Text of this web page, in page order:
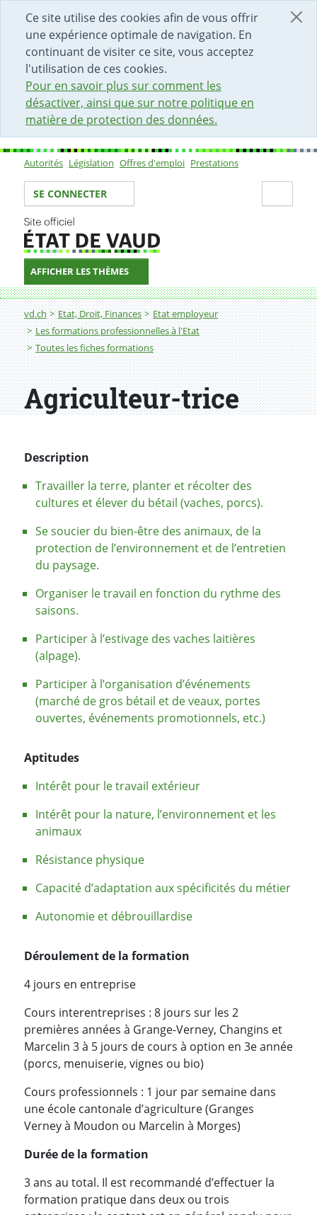
Ce site utilise des cookies afin de vous offrir
une expérience optimale de navigation. En
continuant de visiter ce site, vous acceptez
l'utilisation de ces cookies.
Pour en savoir plus sur comment les
désactiver, ainsi que sur notre politique en
matière de protection des données.
DÉBUT DU CONTENU DE LA PAGE
ACCÈS AU CHAMP DE RECHERCHE
PAGE D'ACCUEIL
FORMULAIRE DE CONTACT
Sous-navigation
Autorités Législation Offres d'emploi Prestations
Votre identité
SE CONNECTER
AFFICHER LES THÈMES
Fil d'Ariane
vd.ch Etat, Droit, Finances
Etat employeur
Les formations professionnelles à l'Etat
Toutes les fiches formations
Agriculteur-trice
Agriculteur-trice
Description
Travailler la terre, planter et récolter des
cultures et élever du bétail (vaches, porcs).
Se soucier du bien-être des animaux, de la
protection de l’environnement et de l’entretien
du paysage.
Organiser le travail en fonction du rythme des
saisons.
Participer à l’estivage des vaches laitières
(alpage).
Participer à l’organisation d’événements
(marché de gros bétail et de veaux, portes
ouvertes, événements promotionnels, etc.)
Aptitudes
Intérêt pour le travail extérieur
Intérêt pour la nature, l’environnement et les
animaux
Résistance physique
Capacité d’adaptation aux spécificités du métier
Autonomie et débrouillardise
Déroulement de la formation
4 jours en entreprise
Cours interentreprises : 8 jours sur les 2
premières années à Grange-Verney, Changins et
Marcelin 3 à 5 jours de cours à option en 3e année
(porcs, menuiserie, vignes ou bio)
Cours professionnels : 1 jour par semaine dans
une école cantonale d’agriculture (Granges
Verney à Moudon ou Marcelin à Morges)
Durée de la formation
3 ans au total. Il est recommandé d’effectuer la
formation pratique dans deux ou trois